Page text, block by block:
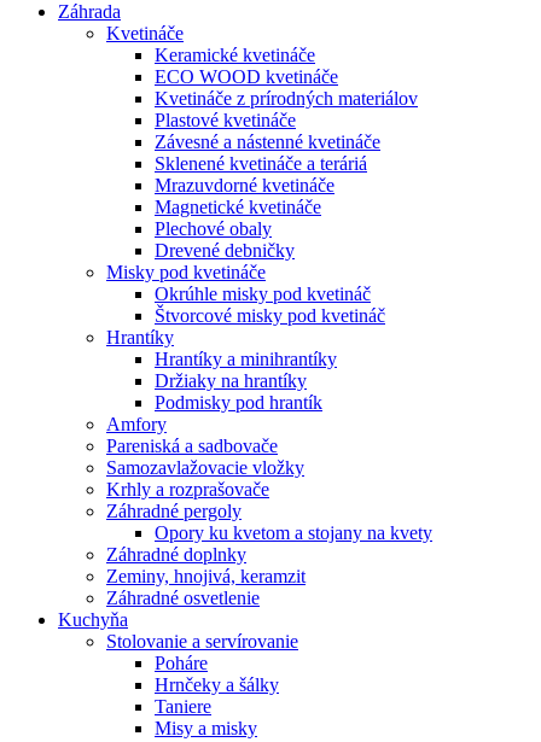
Záhrada
Kvetináče
Keramické kvetináče
ECO WOOD kvetináče
Kvetináče z prírodných materiálov
Plastové kvetináče
Závesné a nástenné kvetináče
Sklenené kvetináče a teráriá
Mrazuvdorné kvetináče
Magnetické kvetináče
Plechové obaly
Drevené debničky
Misky pod kvetináče
Okrúhle misky pod kvetináč
Štvorcové misky pod kvetináč
Hrantíky
Hrantíky a minihrantíky
Držiaky na hrantíky
Podmisky pod hrantík
Amfory
Pareniská a sadbovače
Samozavlažovacie vložky
Krhly a rozprašovače
Záhradné pergoly
Opory ku kvetom a stojany na kvety
Záhradné doplnky
Zeminy, hnojivá, keramzit
Záhradné osvetlenie
Kuchyňa
Stolovanie a servírovanie
Poháre
Hrnčeky a šálky
Taniere
Misy a misky